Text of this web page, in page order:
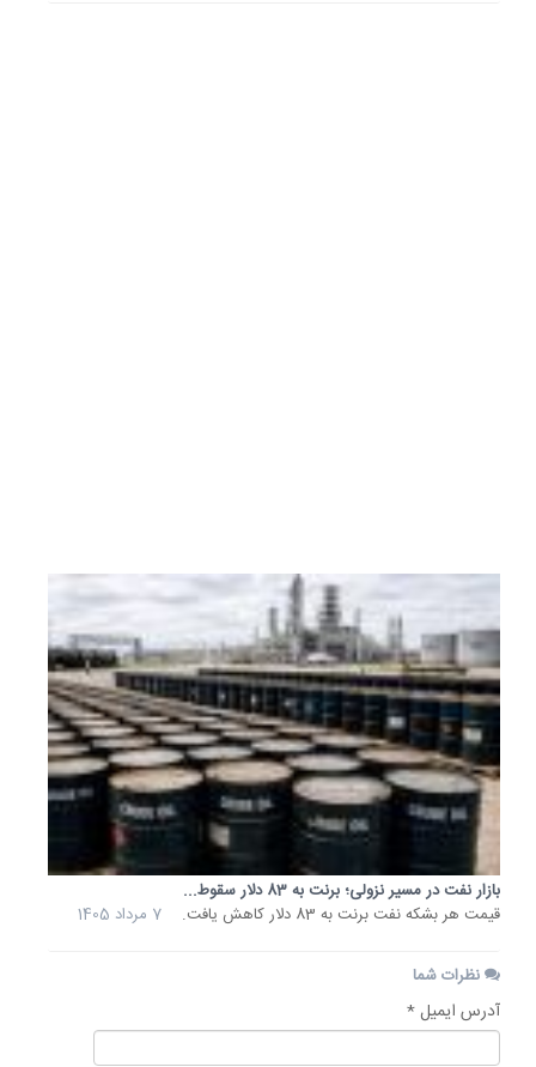
بازار نفت در مسیر نزولی؛ برنت به 83 دلار سقوط...
قیمت هر بشکه نفت برنت به 83 دلار کاهش یافت.
7 مرداد 1405
نظرات شما
آدرس ایمیل *